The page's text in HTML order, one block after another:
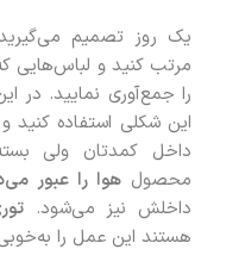
یک روز تصمیم
مرتب کنید و لباس‌هایی
را جمع‌آوری نمایید. در
این شکلی استفاده کنید
داخل کمدتان ولی
محصولهوا را عبور
داخلش نیز می‌شود.
هستند این عمل را